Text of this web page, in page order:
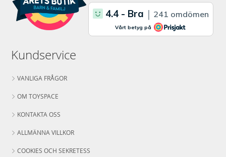
Kundservice
VANLIGA FRÅGOR
OM TOYSPACE
KONTAKTA OSS
ALLMÄNNA VILLKOR
COOKIES OCH SEKRETESS